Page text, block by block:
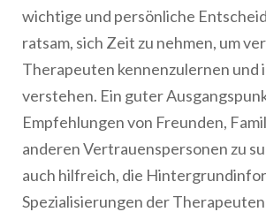
wichtige und persönliche
ratsam, sich Zeit zu nehmen, um
Therapeuten kennenzulernen und
verstehen. Ein guter
Empfehlungen von Freunden,
anderen Vertrauenspersonen zu
auch hilfreich, die
Spezialisierungen der